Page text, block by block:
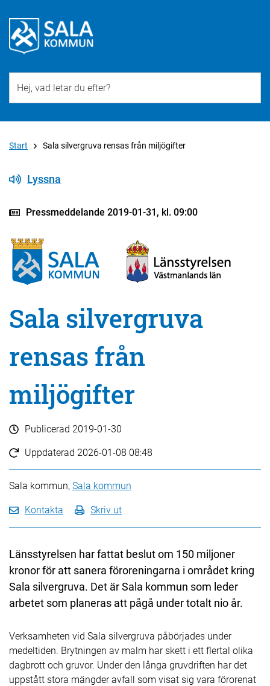
Start Sala silvergruva rensas från miljögifter
Lyssna
Pressmeddelande 2019-01-31, kl. 09:00
Sala silvergruva
rensas från
miljögifter
Publicerad 2019-01-30
Uppdaterad 2026-01-08 08:48
Sala kommun, Sala kommun
Kontakta Skriv ut
Länsstyrelsen har fattat beslut om 150 miljoner
kronor för att sanera föroreningarna i området kring
Sala silvergruva. Det är Sala kommun som leder
arbetet som planeras att pågå under totalt nio år.
Verksamheten vid Sala silvergruva påbörjades under
medeltiden. Brytningen av malm har skett i ett flertal olika
dagbrott och gruvor. Under den långa gruvdriften har det
uppstått stora mängder avfall som visat sig vara förorenat